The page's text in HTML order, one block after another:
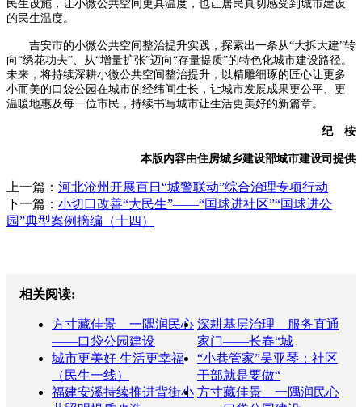
民生设施，让小微公共空间更具温度，也让居民真切感受到城市建设
的民生温度。
吉安市的小微公共空间整治提升实践，探索出一条从“大拆大建”转
向“绣花功夫”、从“增量扩张”迈向“存量提质”的特色化城市建设路径。
未来，将持续深耕小微公共空间整治提升，以精雕细琢的匠心让更多
小而美的口袋公园在城市的经纬间生长，让城市发展成果更公平、更
温暖地惠及每一位市民，持续书写城市让生活更美好的新篇章。
纪 桉
本版内容由住房城乡建设部城市建设司提供
上一篇： 河北沧州开展百日“城警联动”综合治理专项行动
下一篇： 小切口改善“大民生”——“国球进社区”“国球进公
园”典型案例摘编（十四）
相关阅读:
方寸藏佳景 一隅润民心
——口袋公园建设
深耕基层治理 服务直通
家门——长春“城
城市更美好 生活更幸福
（民生一线）
“小巷管家”吴亚琴：社区
干部就是要做“
福建安溪持续推进背街小 方寸藏佳景 一隅润民心